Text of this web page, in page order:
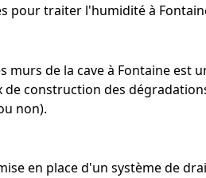
pour traiter l'humidité à
de la cave à Fontaine est
construction des
non).
en place d'un système de